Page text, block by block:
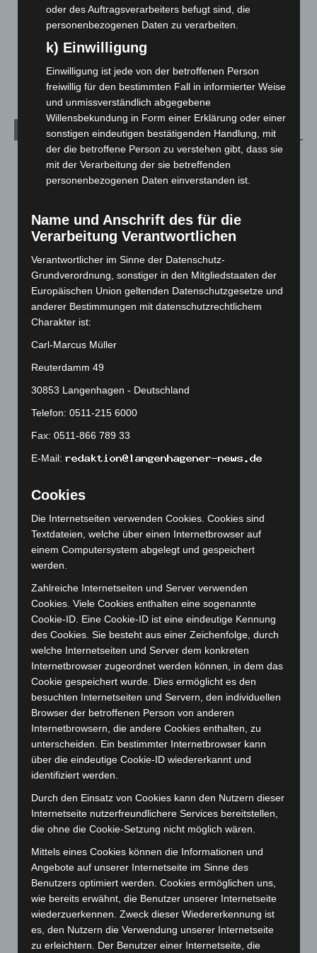
Menschen
Über uns
Veranstaltungen
Archiv
August 2026(14)
Juli 2026(73)
Mai 2026(99)
April 2026(99)
März 2026(115)
Februar 2026(109)
Januar 2026(122)
November 2025(114)
Oktober 2025(112)
September 2025(93)
August 2025(90)
Juli 2025(90)
Juni 2025(103)
April 2025(88)
März 2025(111)
Februar 2025 (96)
Januar 2025
Dezember 2024(89)
November 2024 (94)
Oktober 2024
(93)
September 2024(112)
August 2024(107)
Juli 2024(89)
Juni 2024(107)
Mai 2024(149)
April 2024 (102)
März 2024(103)
Februar 2024(103)
Januar 2024(111)
November 2023(130)
Oktober 2023(114)
September 2023(133)
August 2023(134)
Juli 2023(118)
oder des Auftragsverarbeiters befugt sind, die
personenbezogenen Daten zu verarbeiten.
k) Einwilligung
Einwilligung ist jede von der betroffenen Person
freiwillig für den bestimmten Fall in informierter Weise
und unmissverständlich abgegebene
Willensbekundung in Form einer Erklärung oder einer
sonstigen eindeutigen bestätigenden Handlung, mit
der die betroffene Person zu verstehen gibt, dass sie
mit der Verarbeitung der sie betreffenden
personenbezogenen Daten einverstanden ist.
Name und Anschrift des für die
Verarbeitung Verantwortlichen
Verantwortlicher im Sinne der Datenschutz-
Grundverordnung, sonstiger in den Mitgliedstaaten der
Europäischen Union geltenden Datenschutzgesetze und
anderer Bestimmungen mit datenschutzrechtlichem
Charakter ist:
Carl-Marcus Müller
Reuterdamm 49
30853 Langenhagen - Deutschland
Telefon: 0511-215 6000
Fax: 0511-866 789 33
E-Mail:
Cookies
Die Internetseiten verwenden Cookies. Cookies sind
Textdateien, welche über einen Internetbrowser auf
einem Computersystem abgelegt und gespeichert
werden.
Zahlreiche Internetseiten und Server verwenden
Cookies. Viele Cookies enthalten eine sogenannte
Cookie-ID. Eine Cookie-ID ist eine eindeutige Kennung
des Cookies. Sie besteht aus einer Zeichenfolge, durch
welche Internetseiten und Server dem konkreten
Internetbrowser zugeordnet werden können, in dem das
Cookie gespeichert wurde. Dies ermöglicht es den
besuchten Internetseiten und Servern, den individuellen
Browser der betroffenen Person von anderen
Internetbrowsern, die andere Cookies enthalten, zu
unterscheiden. Ein bestimmter Internetbrowser kann
über die eindeutige Cookie-ID wiedererkannt und
identifiziert werden.
Durch den Einsatz von Cookies kann den Nutzern dieser
Internetseite nutzerfreundlichere Services bereitstellen,
die ohne die Cookie-Setzung nicht möglich wären.
Mittels eines Cookies können die Informationen und
Angebote auf unserer Internetseite im Sinne des
Benutzers optimiert werden. Cookies ermöglichen uns,
wie bereits erwähnt, die Benutzer unserer Internetseite
wiederzuerkennen. Zweck dieser Wiedererkennung ist
es, den Nutzern die Verwendung unserer Internetseite
zu erleichtern. Der Benutzer einer Internetseite, die